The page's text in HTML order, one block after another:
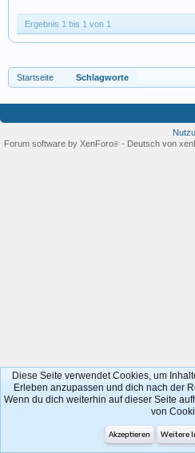
Ergebnis 1 bis 1 von 1
Startseite Schlagworte
Forum software by XenForo® - Deutsch von
Diese Seite verwendet Cookies, um
Erleben anzupassen und dich nach der
Wenn du dich weiterhin auf dieser Seite
von
Akzeptieren Weitere